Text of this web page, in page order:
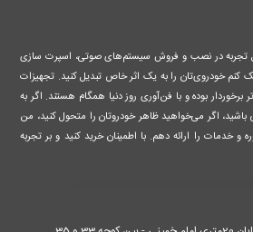
تجربه در نصب و فروش سیستم‌های صوتی، اسپرت سازی
خودروی‌تان را به یک اثر خاص تبدیل کنید. تجهیزات
برخوردار بوده و با فن‌آوری روز دنیا همگام هستند. اگر به
اگر می‌خواهید ظاهر خودروتان را متحول کنید، من
و خدمات را ارائه دهم. با اطمینان خرید کنید و بر تجربه